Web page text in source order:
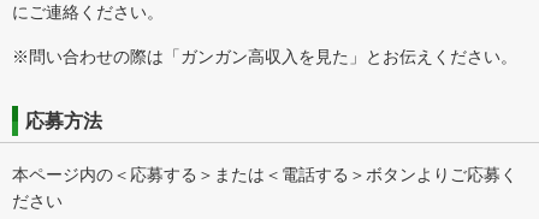
にご連絡ください。
※問い合わせの際は「ガンガン高収入を見た」とお伝えください。
応募方法
本ページ内の＜応募する＞または＜電話する＞ボタンよりご応募く
ださい